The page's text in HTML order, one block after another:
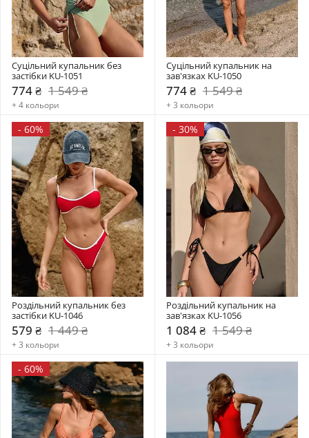
Суцільний купальник без
застібки KU-1051
774 ₴ 1 549 ₴
+ 4 кольори
Суцільний купальник на
зав'язках KU-1050
774 ₴ 1 549 ₴
+ 3 кольори
- 60%
Роздільний купальник без
застібки KU-1046
579 ₴ 1 449 ₴
+ 3 кольори
- 30%
Роздільний купальник на
зав'язках KU-1056
1 084 ₴ 1 549 ₴
+ 3 кольори
- 60%